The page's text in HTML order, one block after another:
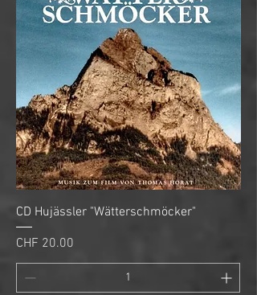
CD Hujässler "Wätterschmöcker"
Preis
CHF 20.00